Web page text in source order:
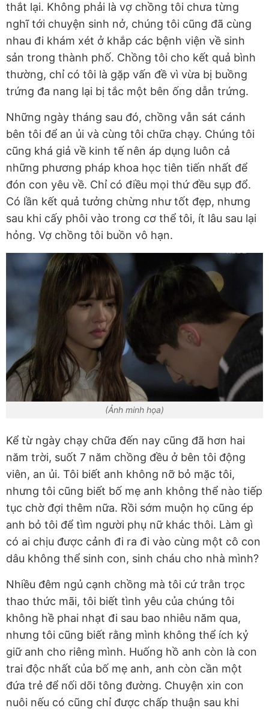
thắt lại. Không phải là vợ chồng tôi chưa từng
nghĩ tới chuyện sinh nở, chúng tôi cũng đã cùng
nhau đi khám xét ở khắp các bệnh viện về sinh
sản trong thành phố. Chồng tôi cho kết quả bình
thường, chỉ có tôi là gặp vấn đề vì vừa bị buồng
trứng đa nang lại bị tắc một bên ống dẫn trứng.
Những ngày tháng sau đó, chồng vẫn sát cánh
bên tôi để an ủi và cùng tôi chữa chạy. Chúng tôi
cũng khá giả về kinh tế nên áp dụng luôn cả
những phương pháp khoa học tiên tiến nhất để
đón con yêu về. Chỉ có điều mọi thứ đều sụp đổ.
Có lần kết quả tưởng chừng như tốt đẹp, nhưng
sau khi cấy phôi vào trong cơ thể tôi, ít lâu sau lại
hỏng. Vợ chồng tôi buồn vô hạn.
(Ảnh minh họa)
Kể từ ngày chạy chữa đến nay cũng đã hơn hai
năm trời, suốt 7 năm chồng đều ở bên tôi động
viên, an ủi. Tôi biết anh không nỡ bỏ mặc tôi,
nhưng tôi cũng biết bố mẹ anh không thể nào tiếp
tục chờ đợi thêm nữa. Rồi sớm muộn họ cũng ép
anh bỏ tôi để tìm người phụ nữ khác thôi. Làm gì
có ai chịu được cảnh đi ra đi vào cùng một cô con
dâu không thể sinh con, sinh cháu cho nhà mình?
Nhiều đêm ngủ cạnh chồng mà tôi cứ trằn trọc
thao thức mãi, tôi biết tình yêu của chúng tôi
không hề phai nhạt đi sau bao nhiêu năm qua,
nhưng tôi cũng biết rằng mình không thể ích kỷ
giữ anh cho riêng mình. Huống hồ anh còn là con
trai độc nhất của bố mẹ anh, anh còn cần một
đứa trẻ để nối dõi tông đường. Chuyện xin con
nuôi nếu có cũng chỉ được chấp thuận sau khi